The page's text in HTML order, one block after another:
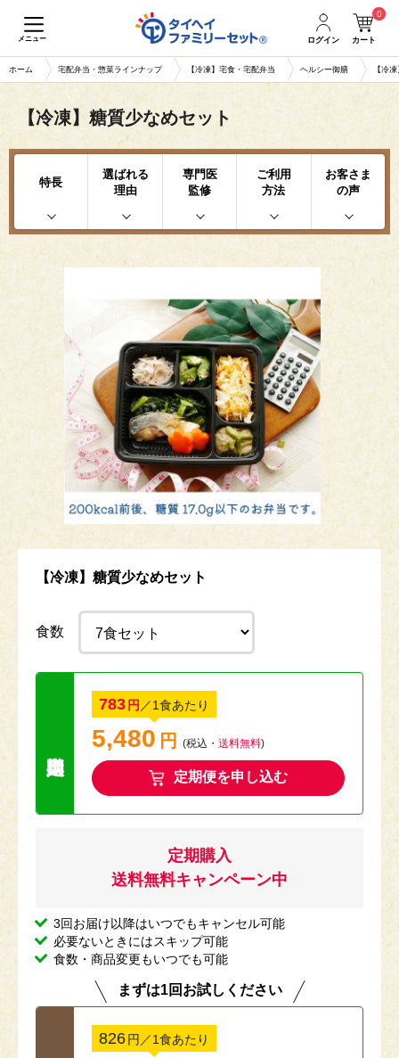
メニュー ログイン カート
0
ホーム 宅配弁当・惣菜ラインナップ 【冷凍】宅食・宅配弁当 ヘルシー御膳 【冷
【冷凍】糖質少なめセット
特長
選ばれる
理由
専門医
監修
ご利用
方法
お客さま
の声
【冷凍】糖質少なめセット
食数
送料無料キャ
783円 ／1食あたり
5,480 円 (税込・送料無料)
定期便を申し込む
定期購入
送料無料キャンペーン中
3回お届け以降はいつでもキャンセル可能
必要ないときにはスキップ可能
食数・商品変更もいつでも可能
まずは1回お試しください
826円 ／1食あたり